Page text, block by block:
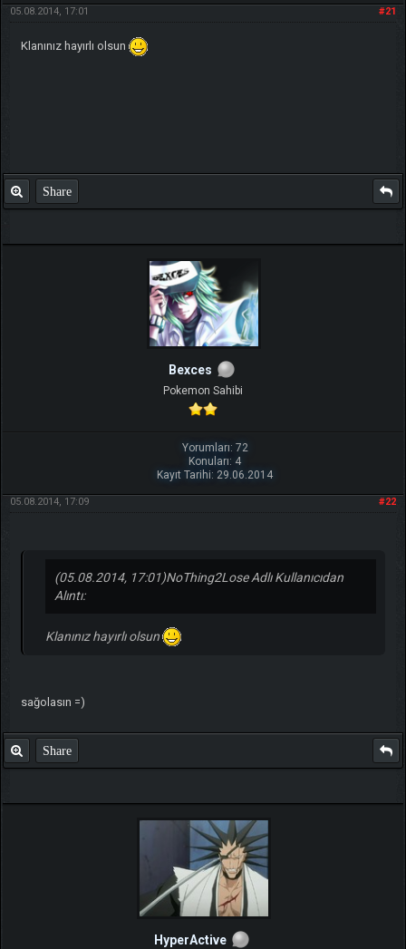
#21
05.08.2014, 17:01
Klanınız hayırlı olsun
Share
Bexces
Pokemon Sahibi
Yorumları: 72
Konuları: 4
Kayıt Tarihi: 29.06.2014
#22
05.08.2014, 17:09
(05.08.2014, 17:01)NoThing2Lose Adlı Kullanıcıdan
Alıntı:
Klanınız hayırlı olsun
sağolasın =)
Share
HyperActive